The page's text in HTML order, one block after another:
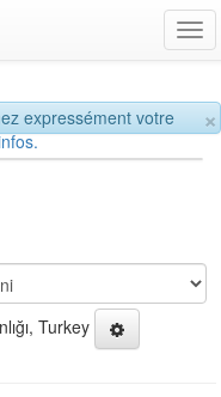
×
expressément votre
Turkey